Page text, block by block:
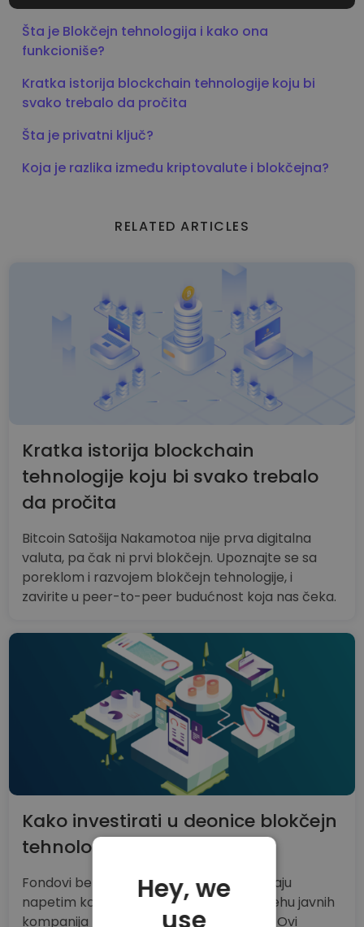
Šta je Blokčejn tehnologija i kako ona
funkcioniše?
Kratka istorija blockchain tehnologije koju bi
svako trebalo da pročita
Šta je privatni ključ?
Koja je razlika između kriptovalute i blokčejna?
RELATED ARTICLES
Kratka istorija blockchain
tehnologije koju bi svako trebalo
da pročita
Bitcoin Satošija Nakamotoa nije prva digitalna
valuta, pa čak ni prvi blokčejn. Upoznajte se sa
poreklom i razvojem blokčejn tehnologije, i
zavirite u peer-to-peer budućnost koja nas čeka.
Kako investirati u deonice blokčejn
tehnologije
Fondovi berzanskog indeksa omogućavaju
napetim korisnicima da učestvuju u uspehu javnih
kompanija koje su u blokčejn tehnologiji. Ovi
Hey, we